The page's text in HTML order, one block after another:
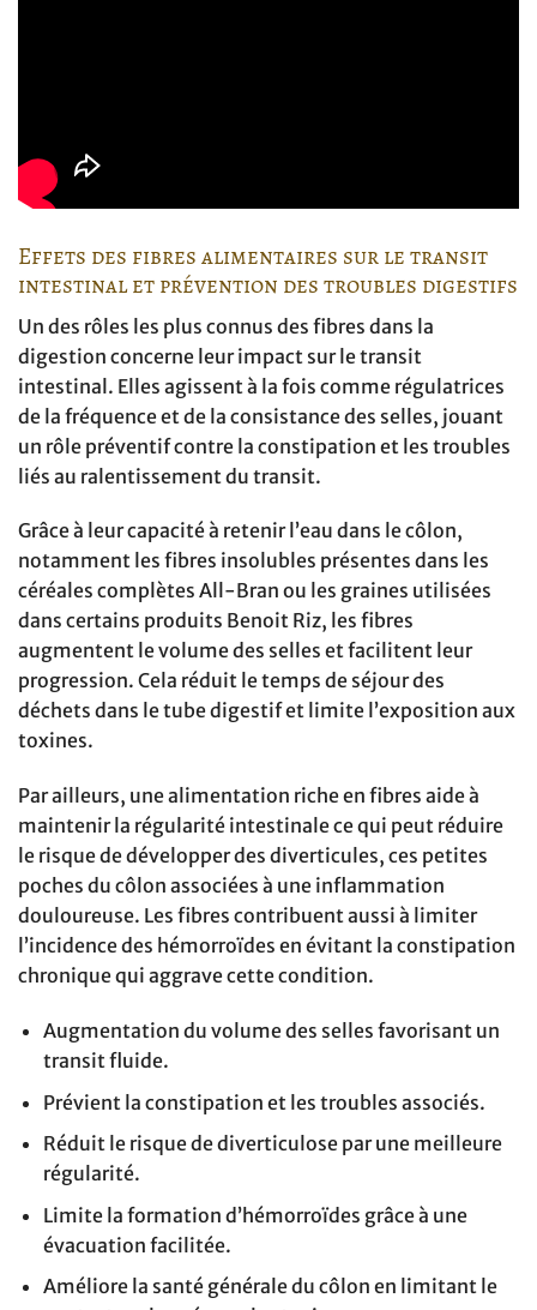
Effets des fibres alimentaires sur le transit
intestinal et prévention des troubles digestifs
Un des rôles les plus connus des fibres dans la
digestion concerne leur impact sur le transit
intestinal. Elles agissent à la fois comme régulatrices
de la fréquence et de la consistance des selles, jouant
un rôle préventif contre la constipation et les troubles
liés au ralentissement du transit.
Grâce à leur capacité à retenir l’eau dans le côlon,
notamment les fibres insolubles présentes dans les
céréales complètes All-Bran ou les graines utilisées
dans certains produits Benoit Riz, les fibres
augmentent le volume des selles et facilitent leur
progression. Cela réduit le temps de séjour des
déchets dans le tube digestif et limite l’exposition aux
toxines.
Par ailleurs, une alimentation riche en fibres aide à
maintenir la régularité intestinale ce qui peut réduire
le risque de développer des diverticules, ces petites
poches du côlon associées à une inflammation
douloureuse. Les fibres contribuent aussi à limiter
l’incidence des hémorroïdes en évitant la constipation
chronique qui aggrave cette condition.
Augmentation du volume des selles favorisant un
transit fluide.
Prévient la constipation et les troubles associés.
Réduit le risque de diverticulose par une meilleure
régularité.
Limite la formation d’hémorroïdes grâce à une
évacuation facilitée.
Améliore la santé générale du côlon en limitant le